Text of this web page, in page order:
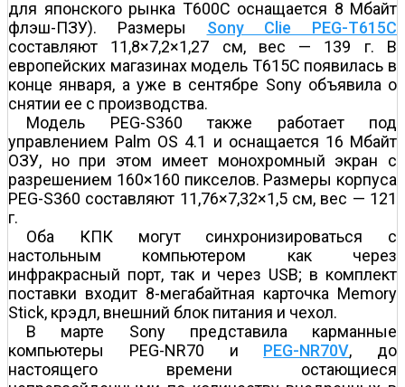
для японского рынка T600C оснащается 8 Мбайт
флэш-ПЗУ). Размеры Sony Clie PEG-T615C
составляют 11,8×7,2×1,27 см, вес — 139 г. В
европейских магазинах модель Т615С появилась в
конце января, а уже в сентябре Sony объявила о
снятии ее с производства.
Модель PEG-S360 также работает под
управлением Palm OS 4.1 и оснащается 16 Мбайт
ОЗУ, но при этом имеет монохромный экран с
разрешением 160×160 пикселов. Размеры корпуса
PEG-S360 составляют 11,76×7,32×1,5 см, вес — 121
г.
Оба КПК могут синхронизироваться с
настольным компьютером как через
инфракрасный порт, так и через USB; в комплект
поставки входит 8-мегабайтная карточка Memory
Stick, крэдл, внешний блок питания и чехол.
В марте Sony представила карманные
компьютеры PEG-NR70 и PEG-NR70V, до
настоящего времени остающиеся